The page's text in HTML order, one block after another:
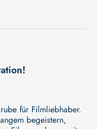
des 18.
sie inspiriert ihn zu
mit einem Schlag
Müller (Sophie
mit Alexander
für Filmliebhaber.
begeistern,